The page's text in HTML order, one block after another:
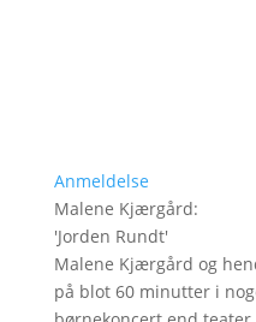
Anmeldelse
Malene Kjærgård:
'Jorden Rundt'
Malene Kjærgård og
på blot 60 minutter i